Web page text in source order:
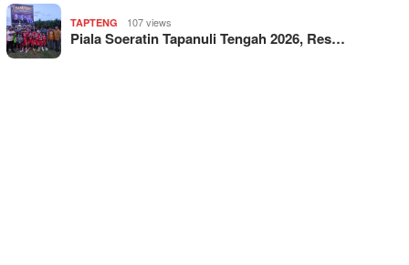
TAPTENG 107 views
Piala Soeratin Tapanuli Tengah 2026, Res…